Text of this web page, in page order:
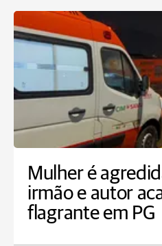
Mulher é
irmão e autor
flagrante em PG